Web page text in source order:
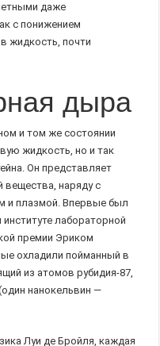
даже
с понижением
жидкость, почти
дыра
и том же состоянии
жидкость, но и так
Он представляет
вещества, наряду с
и плазмой. Впервые был
лабораторной
премии Эриком
охладили пойманный в
из атомов рубидия-87,
нанокельвин —
Луи де Бройля, каждая